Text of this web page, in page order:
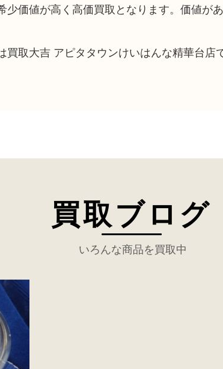
少価値が高く高価買取となります。価値が
取大吉 アピタタウンけいはんな精華台店
買取ブログ
いろんな商品を買取中